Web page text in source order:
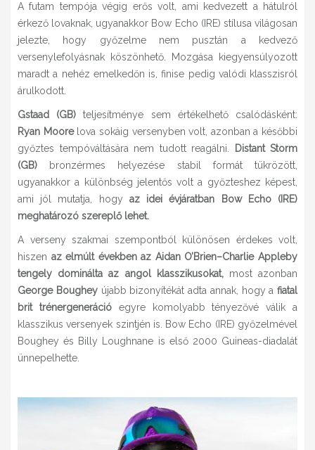
A futam tempója végig erős volt, ami kedvezett a hátulról
érkező lovaknak, ugyanakkor Bow Echo (IRE) stílusa világosan
jelezte, hogy győzelme nem pusztán a kedvező
versenylefolyásnak köszönhető. Mozgása kiegyensúlyozott
maradt a nehéz emelkedőn is, finise pedig valódi klasszisról
árulkodott.
Gstaad (GB) teljesítménye sem értékelhető csalódásként:
Ryan Moorelova sokáig versenyben volt, azonban a későbbi
győztes tempóváltására nem tudott reagálni.
Distant Storm
(GB) bronzérmes helyezése stabil formát tükrözött,
ugyanakkor a különbség jelentős volt a győzteshez képest,
ami jól mutatja, hogy az idei évjáratban Bow Echo (IRE)
meghatározó szereplő lehet.
A verseny szakmai szempontból különösen érdekes volt,
hiszen az elmúlt években az Aidan O’Brien–Charlie Appleby
tengely dominálta az angol klasszikusokat,most azonban
George Bougheyújabb bizonyítékát adta annak, hogy a fiatal
brit trénergenerációegyre komolyabb tényezővé válik a
klasszikus versenyek szintjén is. Bow Echo (IRE) győzelmével
Boughey és Billy Loughnane is első 2000 Guineas-diadalát
ünnepelhette.